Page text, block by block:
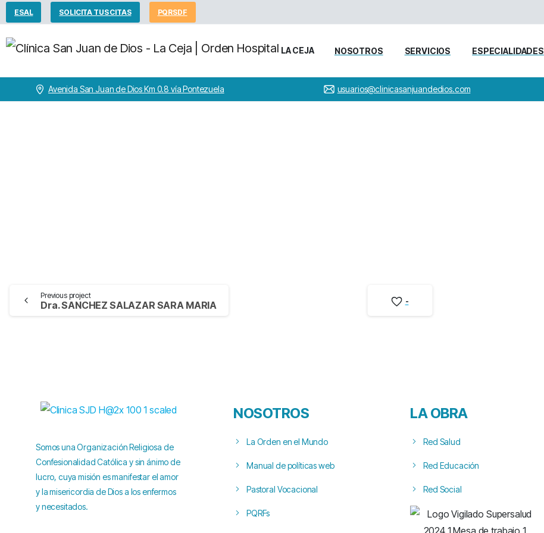
ESAL SOLICITA TUS CITAS PQRSDF
LA CEJA NOSOTROS SERVICIOS ESPECIALIDADES
Avenida San Juan de Dios Km 0.8 vía Pontezuela usuarios@clinicasanjuandedios.com
Previous project
Dra. SANCHEZ SALAZAR SARA MARIA -
Somos una Organización Religiosa de
Confesionalidad Católica y sin ánimo de
lucro, cuya misión es manifestar el amor
y la misericordia de Dios a los enfermos
y necesitados.
NOSOTROS
La Orden en el Mundo
Manual de políticas web
Pastoral Vocacional
PQRFs
LA OBRA
Red Salud
Red Educación
Red Social